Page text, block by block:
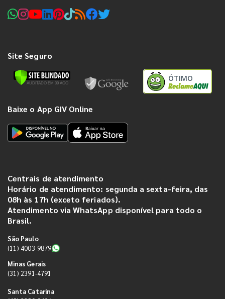
Site Seguro
ÓTIMO
Baixe o App GIV Online
Centrais de atendimento
Horário de atendimento: segunda a sexta-feira, das
08h às 17h (exceto feriados).
Atendimento via WhatsApp disponível para todo o
Brasil.
São Paulo
(11) 4003-9879
Minas Gerais
(31) 2391-4791
Santa Catarina